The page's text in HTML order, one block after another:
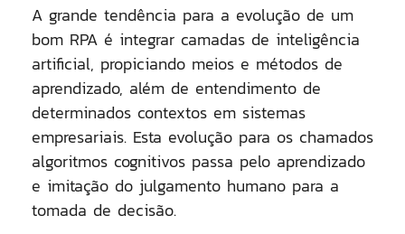
A grande tendência para a evolução de um
bom RPA é integrar camadas de inteligência
artificial, propiciando meios e métodos de
aprendizado, além de entendimento de
determinados contextos em sistemas
empresariais. Esta evolução para os chamados
algoritmos cognitivos passa pelo aprendizado
e imitação do julgamento humano para a
tomada de decisão.